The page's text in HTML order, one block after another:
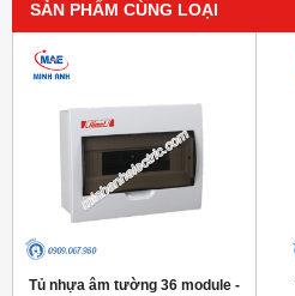
SẢN PHẨM CÙNG LOẠI
Tủ nhựa âm tường 36 module -